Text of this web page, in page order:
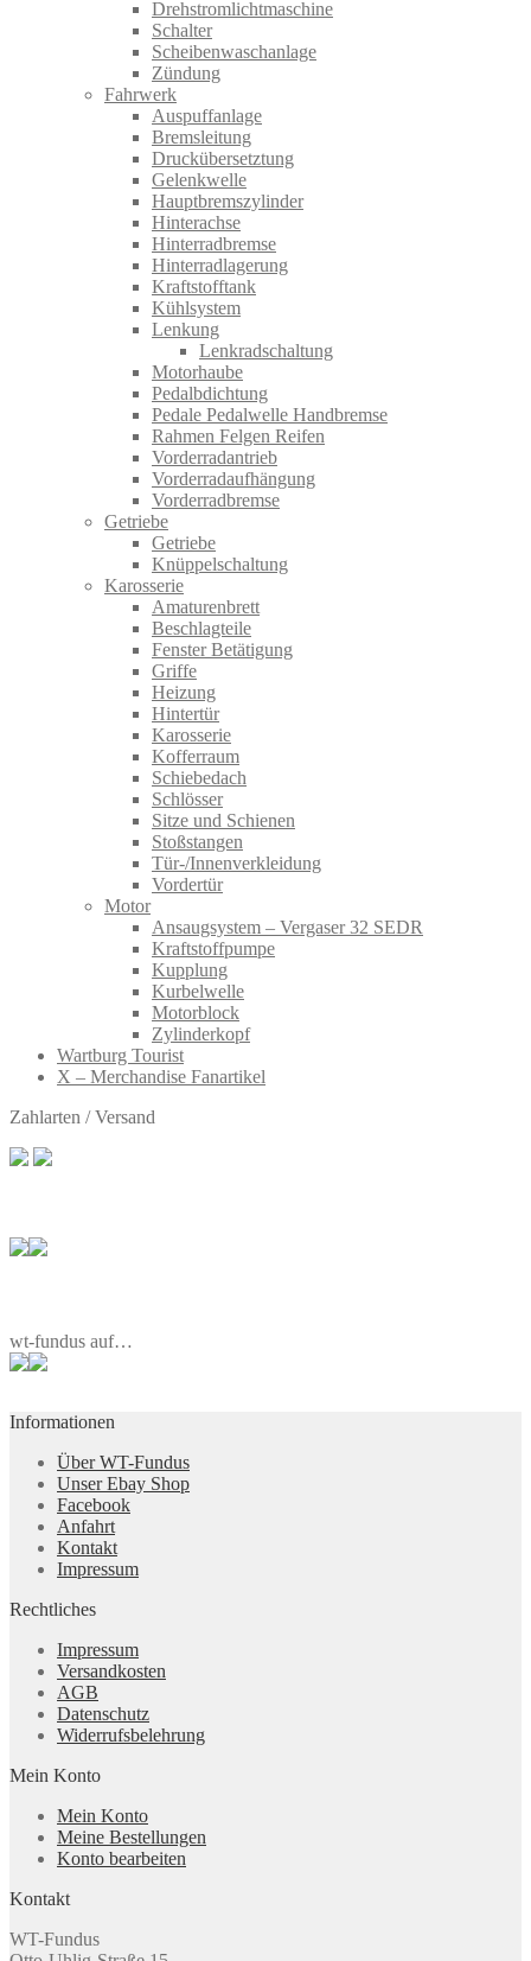
Drehstromlichtmaschine
Schalter
Scheibenwaschanlage
Zündung
Fahrwerk
Auspuffanlage
Bremsleitung
Druckübersetztung
Gelenkwelle
Hauptbremszylinder
Hinterachse
Hinterradbremse
Hinterradlagerung
Kraftstofftank
Kühlsystem
Lenkung
Lenkradschaltung
Motorhaube
Pedalbdichtung
Pedale Pedalwelle Handbremse
Rahmen Felgen Reifen
Vorderradantrieb
Vorderradaufhängung
Vorderradbremse
Getriebe
Getriebe
Knüppelschaltung
Karosserie
Amaturenbrett
Beschlagteile
Fenster Betätigung
Griffe
Heizung
Hintertür
Karosserie
Kofferraum
Schiebedach
Schlösser
Sitze und Schienen
Stoßstangen
Tür-/Innenverkleidung
Vordertür
Motor
Ansaugsystem – Vergaser 32 SEDR
Kraftstoffpumpe
Kupplung
Kurbelwelle
Motorblock
Zylinderkopf
Wartburg Tourist
X – Merchandise Fanartikel
Zahlarten / Versand
wt-fundus auf…
Informationen
Über WT-Fundus
Unser Ebay Shop
Facebook
Anfahrt
Kontakt
Impressum
Rechtliches
Impressum
Versandkosten
AGB
Datenschutz
Widerrufsbelehrung
Mein Konto
Mein Konto
Meine Bestellungen
Konto bearbeiten
Kontakt
WT-Fundus